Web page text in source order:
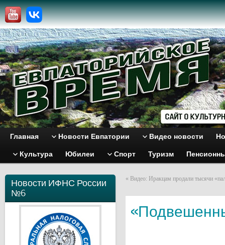
Главная Новости Евпатории Видео новости
Культура Юбилеи Спорт Туризм
Новости ИФНС России
№6
« Видео: Иракцам продали тысячи